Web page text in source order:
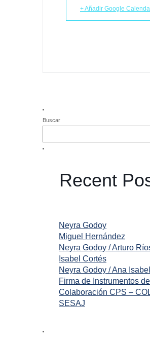
+ Añadir Google
Buscar
Recent
Neyra Godoy
Miguel Hernández
Neyra Godoy / Arturo
Isabel Cortés
Neyra Godoy / Ana
Firma de Instrumentos de
Colaboración CPS –
SESAJ